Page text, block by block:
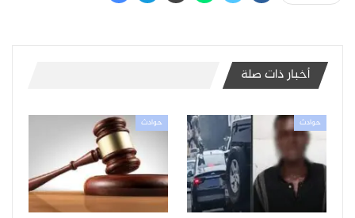
أخبار ذات صلة
حوادث حوادث